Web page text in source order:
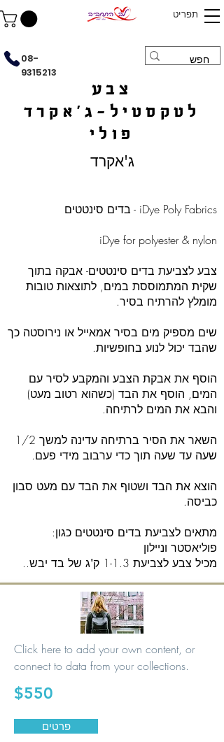
תפריט
08-
9315213
צבע
לטקסטיל-ג'אקרד
פולי
ג'אקרד
iDye Poly Fabrics - בדים סינטטים
iDye for polyester & nylon
צבע לצביעת בדים סינטטים- אבקה בתוך
שקית המתמוססת במים, לתוצאות טובות
מומלץ להרתיח בסיר.
שים מספיק מים בסיר אמאייל או נירוסטה כך
שהבד יכול לנוע בחופשיות.
הוסף את אבקת הצבע והמקבע לסיר עם
המים, הוסף את הבד (כשהוא רטוב מעט)
והבא את המים לרתיחה.
השאר את הסיר ברתיחה עדינה למשך 1/2
שעה עד שעה תוך כדי ערבוב מידי פעם.
הוצא את הבד ושטוף את הבד עם מעט סבון
כביסה.
מתאים לצביעת בדים סינטטים כגון:
פוליאסטר וניילון
מכיל צבע לצביעת 1-1.3 ק"ג של בד יבש..
Click here to add your own content, or
connect to data from your collections.
$550
פרטים